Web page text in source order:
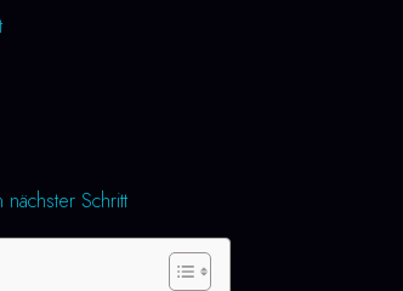
Schritt